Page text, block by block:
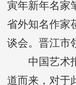
寅年新年名家
省外知名作家
谈会。晋江市
中国艺术报
道而来，对于